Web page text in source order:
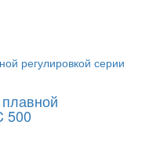
500